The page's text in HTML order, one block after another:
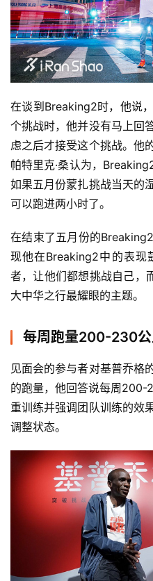
在谈到Breaking2时，他说
个挑战时，他并没有马上回
虑之后才接受这个挑战。他
帕特里克·桑认为，
如果五月份蒙扎挑战当天的
可以跑进两小时了。
在结束了五月份的
现他在Breaking2中的表现
者，让他们都想挑战自己，
大中华之行最耀眼的主题。
每周跑量200-230公
见面会的参与者对基普乔格
的跑量，他回答说每周200-
重训练并强调团队训练的效
调整状态。